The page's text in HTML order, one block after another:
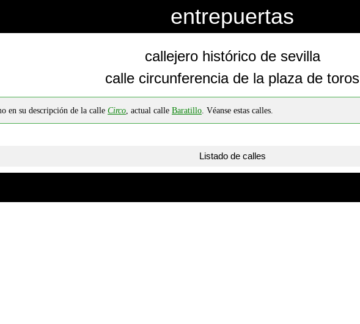
entrepuertas
callejero histórico de sevilla
calle circunferencia de la plaza de toros
en su descripción de la calle Circo, actual calle Baratillo. Véanse estas calles.
Listado de calles